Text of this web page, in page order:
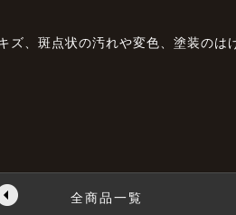
、斑点状の汚れや変色、塗装のは
全商品一覧